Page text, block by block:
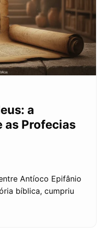
a
as Profecias
Antíoco Epifânio
bíblica, cumpriu